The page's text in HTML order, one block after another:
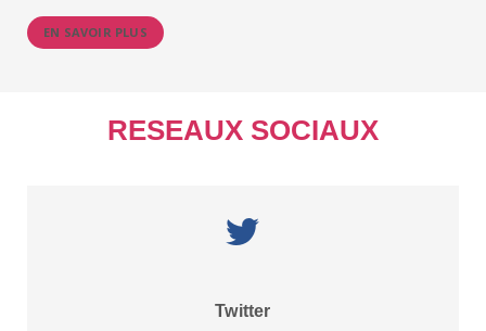
EN SAVOIR PLUS
RESEAUX SOCIAUX
Twitter